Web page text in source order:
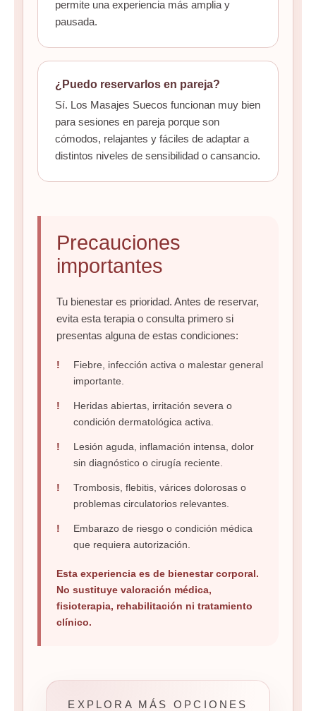
permite una experiencia más amplia y
pausada.
¿Puedo reservarlos en pareja?
Sí. Los Masajes Suecos funcionan muy bien
para sesiones en pareja porque son
cómodos, relajantes y fáciles de adaptar a
distintos niveles de sensibilidad o cansancio.
Precauciones
importantes
Tu bienestar es prioridad. Antes de reservar,
evita esta terapia o consulta primero si
presentas alguna de estas condiciones:
Fiebre, infección activa o malestar general
importante.
Heridas abiertas, irritación severa o
condición dermatológica activa.
Lesión aguda, inflamación intensa, dolor
sin diagnóstico o cirugía reciente.
Trombosis, flebitis, várices dolorosas o
problemas circulatorios relevantes.
Embarazo de riesgo o condición médica
que requiera autorización.
Esta experiencia es de bienestar corporal.
No sustituye valoración médica,
fisioterapia, rehabilitación ni tratamiento
clínico.
EXPLORA MÁS OPCIONES